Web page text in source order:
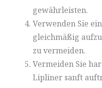
gewährleisten.
Verwenden Sie
gleichmäßig
zu vermeiden.
Vermeiden Sie
Lipliner sanft